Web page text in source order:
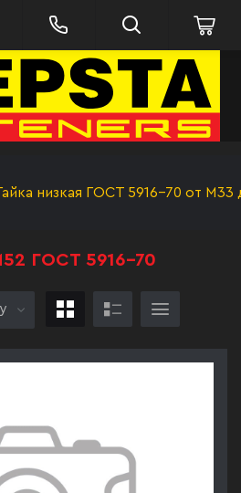
низкая ГОСТ 5916-70 от
ГОСТ 5916-70